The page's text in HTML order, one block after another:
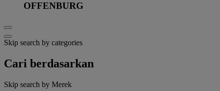
OFFENBURG
Skip search by categories
Cari berdasarkan
Skip search by Merek